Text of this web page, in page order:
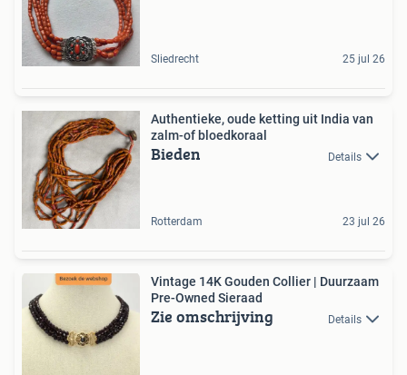
Sliedrecht 25 jul 26
Authentieke, oude ketting uit India van
zalm-of bloedkoraal
Bieden Details
Rotterdam 23 jul 26
Vintage 14K Gouden Collier | Duurzaam
Pre-Owned Sieraad
Zie omschrijving Details